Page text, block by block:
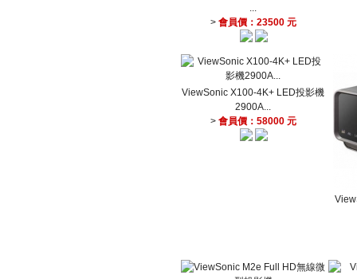
...
> 會員價：23500 元
ViewSonic X100-4K+ LED投影機
2900A...
> 會員價：58000 元